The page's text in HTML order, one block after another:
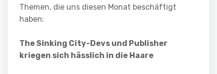
Themen, die uns diesen Monat beschäftigt
haben:
The Sinking City-Devs und Publisher
kriegen sich hässlich in die Haare